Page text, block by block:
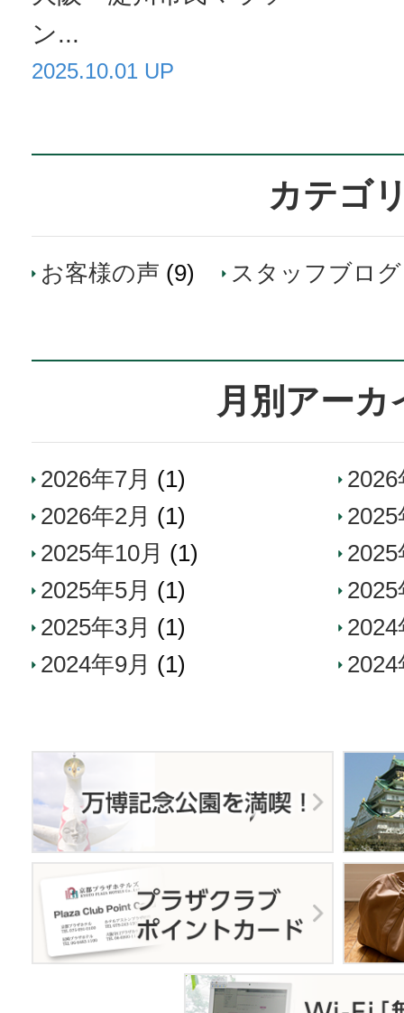
ン...
2025.10.01 UP
カテゴ
お客様の声 (9) スタッフブログ
月別アーカ
2026年7月 (1)
2026年2月 (1)
2025年10月 (1)
2025年5月 (1)
2025年3月 (1)
2024年9月 (1)